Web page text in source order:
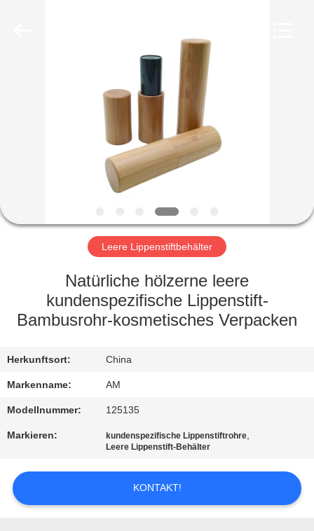
PRODUKTE
VR-
SHOW
QUALITÄTSKONTROLLE
KONTAKT
UNS
Leere Lippenstiftbehälter
Natürliche hölzerne leere
kundenspezifische Lippenstift-
Bambusrohr-kosmetisches Verpacken
Herkunftsort: China
Markenname: AM
Modellnummer: 125135
Markieren: kundenspezifische Lippenstiftrohre,
Leere Lippenstift-Behälter
KONTAKT!